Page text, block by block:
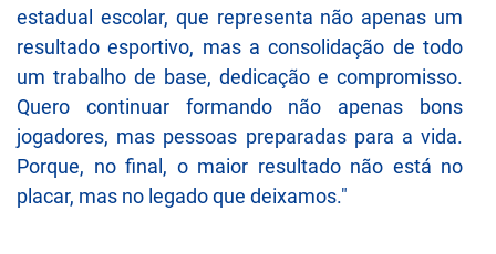
estadual escolar, que representa não apenas um
resultado esportivo, mas a consolidação de todo
um trabalho de base, dedicação e compromisso.
Quero continuar formando não apenas bons
jogadores, mas pessoas preparadas para a vida.
Porque, no final, o maior resultado não está no
placar, mas no legado que deixamos."